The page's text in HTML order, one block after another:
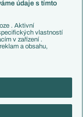
ČTK.
údajů
údaje s tímto
. Aktivní
vlastností
v zařízení .
a obsahu,